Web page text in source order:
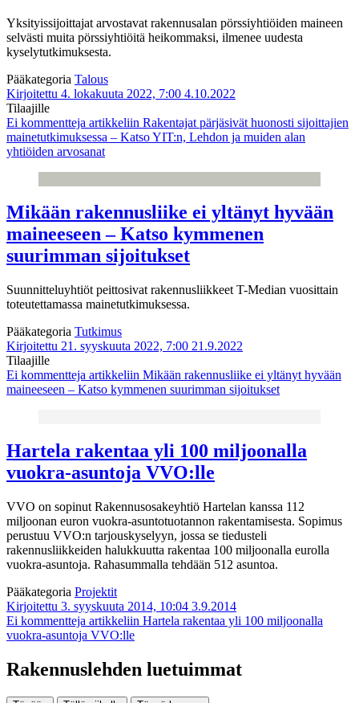
Yksityissijoittajat arvostavat rakennusalan pörssiyhtiöiden maineen
selvästi muita pörssiyhtiöitä heikommaksi, ilmenee uudesta
kyselytutkimuksesta.
Pääkategoria Talous
Kirjoitettu 4. lokakuuta 2022, 7:00 4.10.2022
Tilaajille
Ei kommentteja artikkeliin Rakentajat pärjäsivät huonosti sijoittajien
mainetutkimuksessa – Katso YIT:n, Lehdon ja muiden alan
yhtiöiden arvosanat
Mikään rakennusliike ei yltänyt hyvään
maineeseen – Katso kymmenen
suurimman sijoitukset
Suunnitteluyhtiöt peittosivat rakennusliikkeet T-Median vuosittain
toteutettamassa mainetutkimuksessa.
Pääkategoria Tutkimus
Kirjoitettu 21. syyskuuta 2022, 7:00 21.9.2022
Tilaajille
Ei kommentteja artikkeliin Mikään rakennusliike ei yltänyt hyvään
maineeseen – Katso kymmenen suurimman sijoitukset
Hartela rakentaa yli 100 miljoonalla
vuokra-asuntoja VVO:lle
VVO on sopinut Rakennusosakeyhtiö Hartelan kanssa 112
miljoonan euron vuokra-asuntotuotannon rakentamisesta. Sopimus
perustuu VVO:n tarjouskyselyyn, jossa se tiedusteli
rakennusliikkeiden halukkuutta rakentaa 100 miljoonalla eurolla
vuokra-asuntoja. Rahasummalla tehdään 512 asuntoa.
Pääkategoria Projektit
Kirjoitettu 3. syyskuuta 2014, 10:04 3.9.2014
Ei kommentteja artikkeliin Hartela rakentaa yli 100 miljoonalla
vuokra-asuntoja VVO:lle
Rakennuslehden luetuimmat